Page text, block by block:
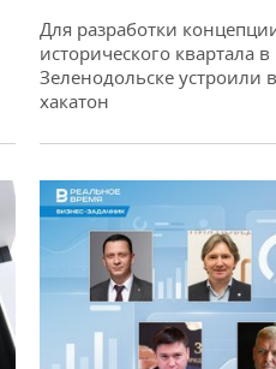
Для разработки
исторического квартала в
Зеленодольске устроили
хакатон